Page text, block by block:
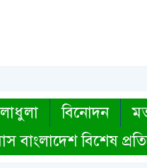
বিনোদন
বাংলাদেশ বিশেষ